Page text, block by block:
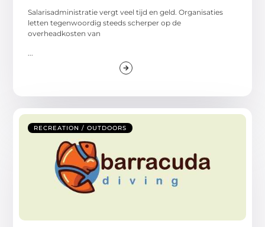
Salarisadministratie vergt veel tijd en geld. Organisaties
letten tegenwoordig steeds scherper op de
overheadkosten van
RECREATION / OUTDOORS